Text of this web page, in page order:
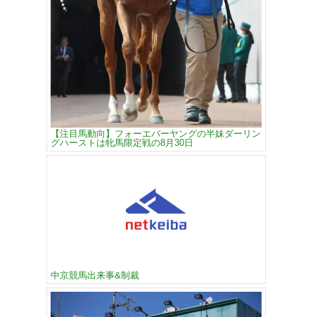
【注目馬動向】フォーエバーヤングの半妹ダーリン
グハーストは牝馬限定戦の8月30日
中京競馬出来事&制裁